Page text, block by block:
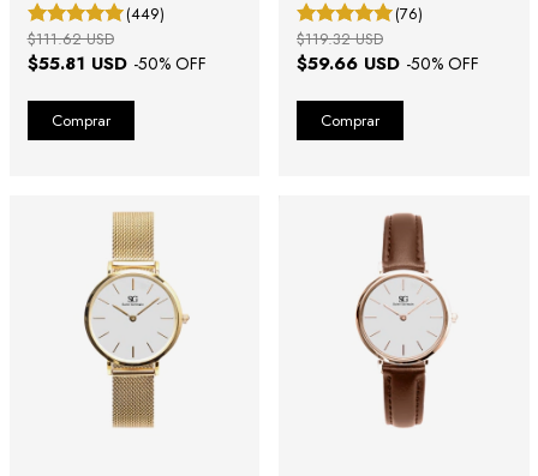
(449)
$55.81 USD -50% OFF
$111.62 USD
(76)
$59.66 USD -50% OFF
$119.32 USD